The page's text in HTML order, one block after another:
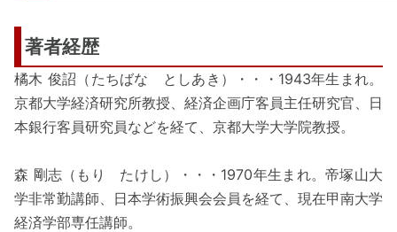
著者経歴
橘木 俊詔（たちばな としあき）・・・1943年生まれ。
京都大学経済研究所教授、経済企画庁客員主任研究官、日
本銀行客員研究員などを経て、京都大学大学院教授。
森 剛志（もり たけし）・・・1970年生まれ。帝塚山大
学非常勤講師、日本学術振興会会員を経て、現在甲南大学
経済学部専任講師。